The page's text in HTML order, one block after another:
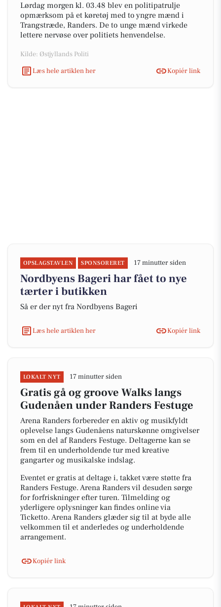
Lørdag morgen kl. 03.48 blev en politipatrulje
opmærksom på et køretøj med to yngre mænd i
Trangstræde, Randers. De to unge mænd virkede
lettere nervøse over politiets henvendelse.
Kilde: Østjyllands Politi
Læs hele artiklen her
Kopiér link
OPSLAGSTAVLEN SPONSORERET 17 minutter siden
Nordbyens Bageri har fået to nye
tærter i butikken
Så er der nyt fra Nordbyens Bageri
Læs hele artiklen her Kopiér link
LOKALT NYT 17 minutter siden
Gratis gå og groove Walks langs
Gudenåen under Randers Festuge
Arena Randers forbereder en aktiv og musikfyldt
oplevelse langs Gudenåens naturskønne omgivelser
som en del af Randers Festuge. Deltagerne kan se
frem til en underholdende tur med kreative
gangarter og musikalske indslag.
Eventet er gratis at deltage i, takket være støtte fra
Randers Festuge. Arena Randers vil desuden sørge
for forfriskninger efter turen. Tilmelding og
yderligere oplysninger kan findes online via
Ticketto. Arena Randers glæder sig til at byde alle
velkommen til et anderledes og underholdende
arrangement.
Kopiér link